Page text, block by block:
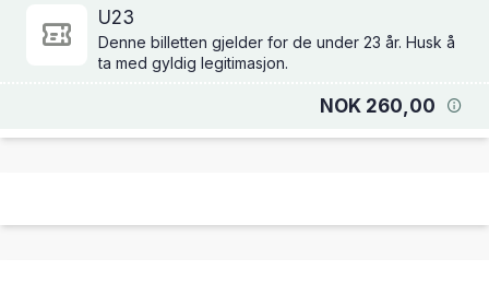
U23
Denne billetten gjelder for de under 23 år. Husk å
ta med gyldig legitimasjon.
NOK 260,00